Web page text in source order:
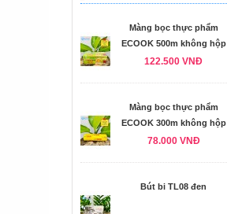
Màng bọc thực phẩm
ECOOK 500m không hộp
122.500 VNĐ
Màng bọc thực phẩm
ECOOK 300m không hộp
78.000 VNĐ
Bút bi TL08 đen